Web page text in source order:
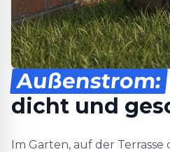
Außenstrom:
dicht und
Im Garten, auf der Terrasse